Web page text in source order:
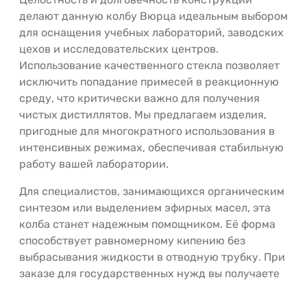
делают данную колбу Вюрца идеальным выбором
для оснащения учебных лабораторий, заводских
цехов и исследовательских центров.
Использование качественного стекла позволяет
исключить попадание примесей в реакционную
среду, что критически важно для получения
чистых дистиллятов. Мы предлагаем изделия,
пригодные для многократного использования в
интенсивных режимах, обеспечивая стабильную
работу вашей лаборатории.
Для специалистов, занимающихся органическим
синтезом или выделением эфирных масел, эта
колба станет надежным помощником. Её форма
способствует равномерному кипению без
выбрасывания жидкости в отводную трубку. При
заказе для государственных нужд вы получаете